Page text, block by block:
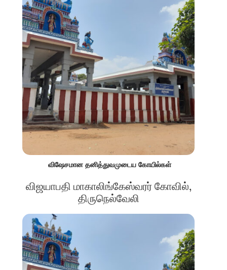
விஷேசமான தனித்துவமுடைய கோயில்கள்
விஜயாபதி மாகாலிங்கேஸ்வரர் கோவில்,
திருநெல்வேலி